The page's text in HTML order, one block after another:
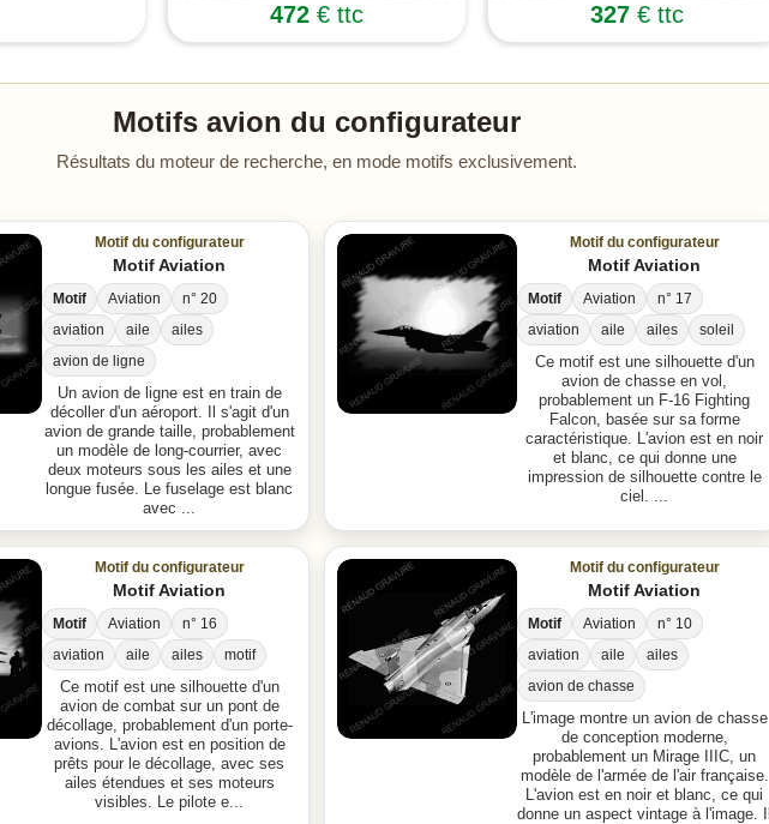
472 € ttc 327 € ttc
Motifs avion du configurateur
Résultats du moteur de recherche, en mode motifs exclusivement.
Motif du configurateur
Motif Aviation
Motif Aviation
n° 20
aviation
aile
ailes
avion de ligne
Un avion de ligne est en train de
décoller d'un aéroport. Il s'agit d'un
avion de grande taille, probablement
un modèle de long-courrier, avec
deux moteurs sous les ailes et une
longue fusée. Le fuselage est blanc
avec ...
Motif du configurateur
Motif Aviation
Motif Aviation
n° 17
aviation
aile ailes
soleil
Ce motif est une silhouette d'un
avion de chasse en vol,
probablement un F-16 Fighting
Falcon, basée sur sa forme
caractéristique. L'avion est en noir
et blanc, ce qui donne une
impression de silhouette contre le
ciel. ...
Motif du configurateur
Motif Aviation
Motif Aviation
n° 16
aviation
aile ailes
motif
Ce motif est une silhouette d'un
avion de combat sur un pont de
décollage, probablement d'un porte-
avions. L'avion est en position de
prêts pour le décollage, avec ses
ailes étendues et ses moteurs
visibles. Le pilote e...
Motif du configurateur
Motif Aviation
Motif Aviation
n° 10
aviation
aile
ailes
avion de chasse
L'image montre un avion de chasse
de conception moderne,
probablement un Mirage IIIC, un
modèle de l'armée de l'air française.
L'avion est en noir et blanc, ce qui
donne un aspect vintage à l'image. Il